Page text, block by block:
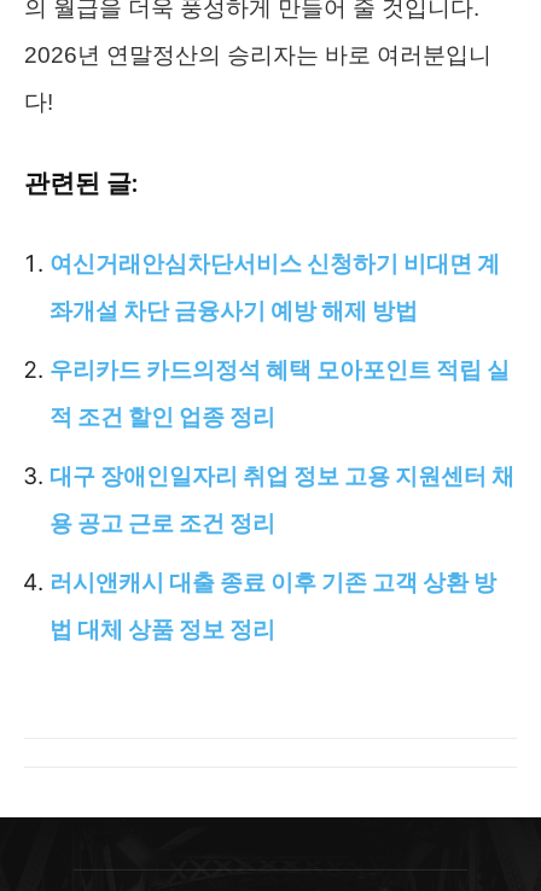
의 월급을 더욱 풍성하게 만들어 줄 것입니다.
2026년 연말정산의 승리자는 바로 여러분입니
다!
관련된 글:
여신거래안심차단서비스 신청하기 비대면 계
좌개설 차단 금융사기 예방 해제 방법
우리카드 카드의정석 혜택 모아포인트 적립 실
적 조건 할인 업종 정리
대구 장애인일자리 취업 정보 고용 지원센터 채
용 공고 근로 조건 정리
러시앤캐시 대출 종료 이후 기존 고객 상환 방
법 대체 상품 정보 정리